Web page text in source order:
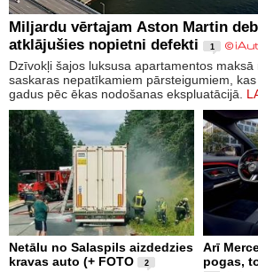
Miljardu vērtajam Aston Martin
atklājušies nopietni defekti
1
Dzīvokļi šajos luksusa apartamentos
saskaras nepatīkamiem pārsteigumiem,
gadus pēc ēkas nodošanas ekspluatācijā.
Netālu no Salaspils aizdedzies
kravas auto (+ FOTO
2
Arī
pogas,